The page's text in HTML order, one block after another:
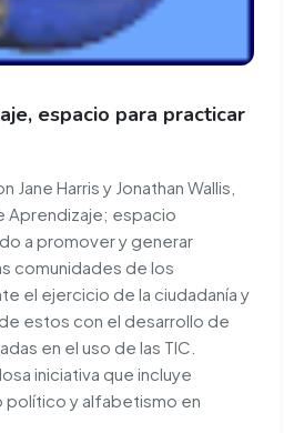
espacio para practicar
Harris y Jonathan Wallis,
Aprendizaje; espacio
a promover y generar
comunidades de los
el ejercicio de la ciudadanía y
estos con el desarrollo de
en el uso de las TIC.
iniciativa que incluye
político y alfabetismo en